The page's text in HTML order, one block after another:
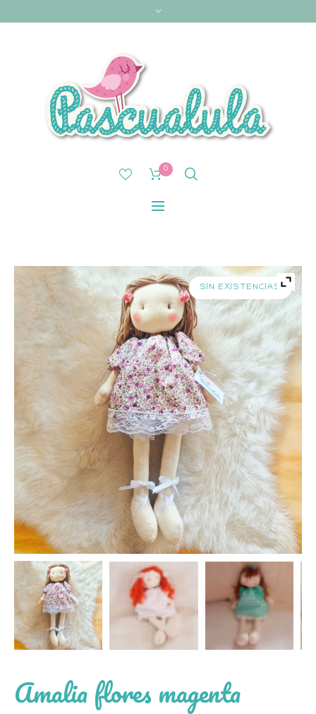
0
SIN EXISTENCIAS
Amalia flores magenta